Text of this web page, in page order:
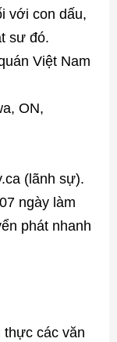
với con dấu,
sư đó.
Việt Nam
ON,
(lãnh sự).
ngày làm
phát nhanh
thực các văn